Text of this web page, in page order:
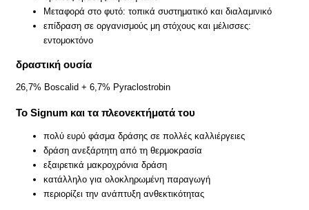
Μεταφορά στο φυτό: τοπικά συστηματικό και διαλαμινικό
επίδραση σε οργανισμούς μη στόχους και μέλισσες:
εντομοκτόνο
δραστική ουσία
26,7% Boscalid + 6,7% Pyraclostrobin
Το Signum και τα πλεονεκτήματά του
πολύ ευρύ φάσμα δράσης σε πολλές καλλιέργειες
δράση ανεξάρτητη από τη θερμοκρασία
εξαιρετικά μακροχρόνια δράση
κατάλληλο για ολοκληρωμένη παραγωγή
περιορίζει την ανάπτυξη ανθεκτικότητας